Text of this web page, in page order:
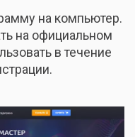
на компьютер.
на официальном
в течение